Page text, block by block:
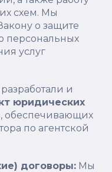
схем. Мы
о защите
персональных
услуг
и
юридических
, обеспечивающих
по агентской
договоры: Мы